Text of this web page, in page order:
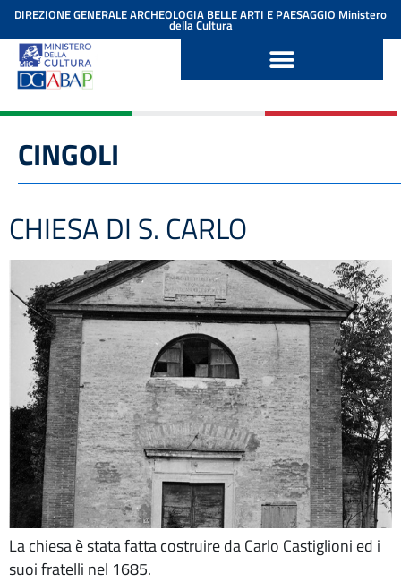
contenuto
DIREZIONE GENERALE ARCHEOLOGIA BELLE ARTI E PAESAGGIO Ministero
della Cultura
CINGOLI
CHIESA DI S. CARLO
La chiesa è stata fatta costruire da Carlo Castiglioni ed i
suoi fratelli nel 1685.